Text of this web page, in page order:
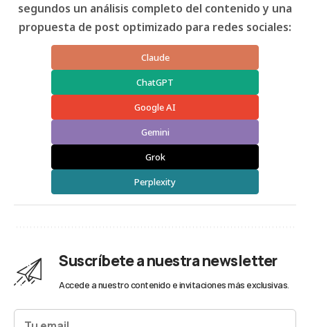
segundos un análisis completo del contenido y una
propuesta de post optimizado para redes sociales:
Claude
ChatGPT
Google AI
Gemini
Grok
Perplexity
Suscríbete a nuestra newsletter
Accede a nuestro contenido e invitaciones más exclusivas.